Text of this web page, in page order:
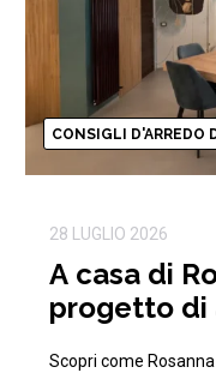
CONSIGLI D'ARREDO
28 LUGLIO 2026
A casa di
progetto di
Scopri come